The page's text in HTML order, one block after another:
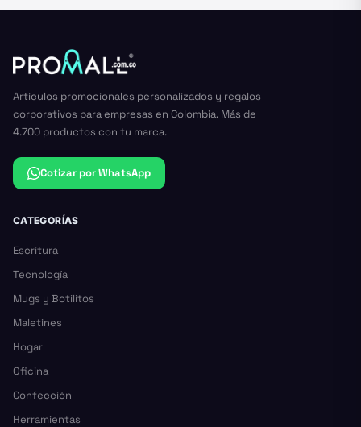
Artículos promocionales personalizados y regalos
corporativos para empresas en Colombia. Más de
4.700 productos con tu marca.
Cotizar por WhatsApp
CATEGORÍAS
Escritura
Tecnología
Mugs y Botilitos
Maletines
Hogar
Oficina
Confección
Herramientas